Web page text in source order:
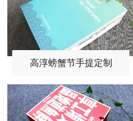
高淳螃蟹节手提定制